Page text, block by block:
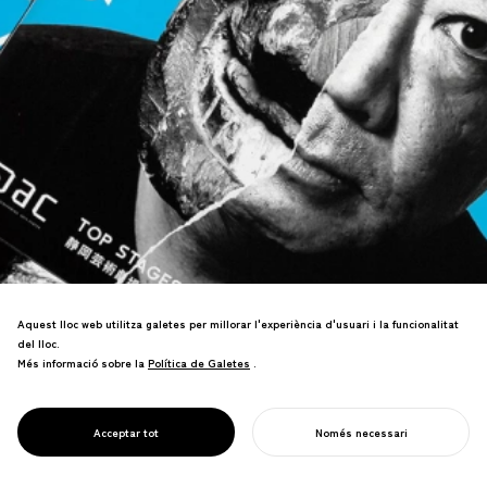
FESTIVAL
TEATRE
SHIZUOKA
Logo Design Award: Or, nomenat el
millor disseny de logotip del món.
COMENÇA EL TEU PROJECTE
Aquest lloc web utilitza galetes per millorar l'experiència d'usuari i la funcionalitat
del lloc.
Més informació sobre la Política de Galetes
Política de Galetes .
Acceptar tot Només necessari